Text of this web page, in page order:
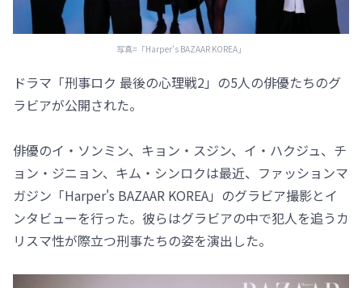
写真=「Harper's BAZAAR KOREA」
ドラマ「刑事ロク 最後の心理戦2」の5人の俳優たちのグ
ラビアが公開された。
俳優のイ・ソンミン、キョン・スジン、イ・ハクジュ、チ
ョン・ジニョン、キム・シンロクは最近、ファッションマ
ガジン「Harper's BAZAAR KOREA」のグラビア撮影とイ
ンタビューを行った。彼らはグラビアの中で犯人を追うカ
リスマ性が際立つ刑事たちの姿を演出した。